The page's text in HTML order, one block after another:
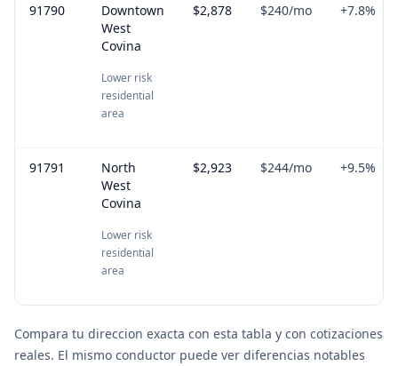
91790
Downtown
West
Covina
Lower risk
residential
area
$2,878 $240/mo +7.8%
91791
North
West
Covina
Lower risk
residential
area
$2,923 $244/mo +9.5%
Compara tu direccion exacta con esta tabla y con cotizaciones
reales. El mismo conductor puede ver diferencias notables